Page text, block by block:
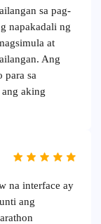
sa pag-
napakadali ng
at
Ang
para sa
aking
na interface ay
ang